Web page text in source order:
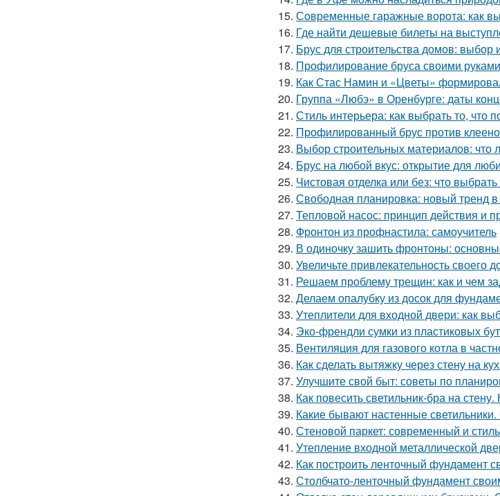
15. Современные гаражные ворота: как
16. Где найти дешевые билеты на
17. Брус для строительства домов: выбор
18. Профилирование бруса своими
19. Как Стас Намин и «Цветы»
20. Группа «Любэ» в Оренбурге: даты
21. Стиль интерьера: как выбрать то, что
22. Профилированный брус против
23. Выбор строительных материалов: что
24. Брус на любой вкус: открытие для
25. Чистовая отделка или без: что
26. Свободная планировка: новый тренд
27. Тепловой насос: принцип действия и
28. Фронтон из профнастила: самоучитель
29. В одиночку зашить фронтоны:
30. Увеличьте привлекательность
31. Решаем проблему трещин: как и чем
32. Делаем опалубку из досок для
33. Утеплители для входной двери: как
34. Эко-френдли сумки из пластиковых
35. Вентиляция для газового котла в
36. Как сделать вытяжку через стену на
37. Улучшите свой быт: советы по
38. Как повесить светильник-бра на
39. Какие бывают настенные
40. Стеновой паркет: современный и
41. Утепление входной металлической
42. Как построить ленточный фундамент
43. Столбчато-ленточный фундамент